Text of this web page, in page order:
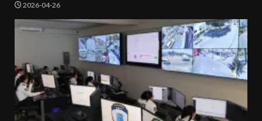
2026-04-26